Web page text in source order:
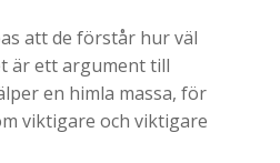
att de förstår hur väl
är ett argument till
en himla massa, för
viktigare och viktigare